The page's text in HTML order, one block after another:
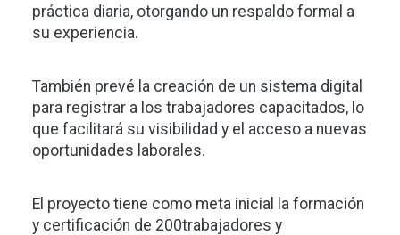
práctica diaria, otorgando un respaldo formal a
su experiencia.
También prevé la creación de un sistema digital
para registrar a los trabajadores capacitados, lo
que facilitará su visibilidad y el acceso a nuevas
oportunidades laborales.
El proyecto tiene como meta inicial la formación
y certificación de 200trabajadores y